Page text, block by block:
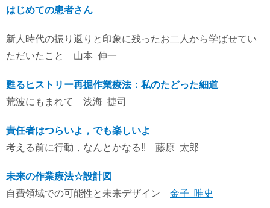
はじめての患者さん
新人時代の振り返りと印象に残ったお二人から学ばせてい
ただいたこと 山本 伸一
甦るヒストリー再掘作業療法：私のたどった細道
荒波にもまれて 浅海 捷司
責任者はつらいよ，でも楽しいよ
考える前に行動，なんとかなる!! 藤原 太郎
未来の作業療法☆設計図
自費領域での可能性と未来デザイン 金子 唯史